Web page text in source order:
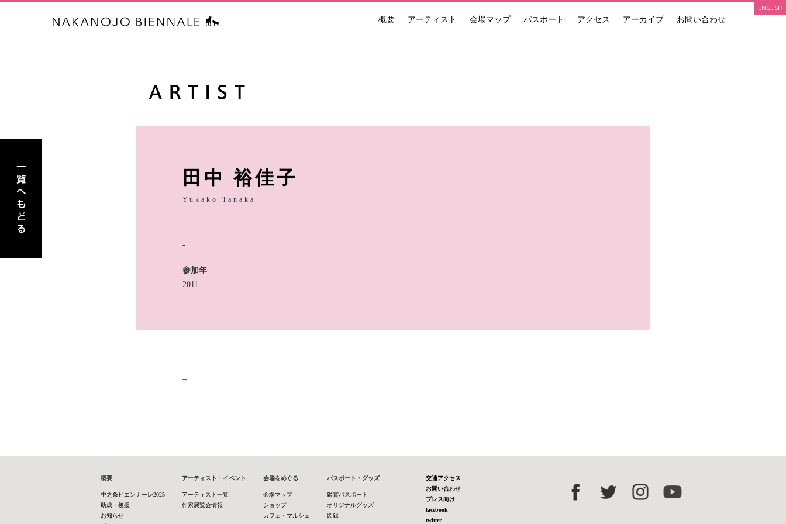
中之条ビエンナーレ 国際現代芸術祭 NAKANOJO BIENNALE
概要 アーティスト 会場マップ パスポート アクセス アーカイブ お問い合わせ
ENGLISH
田中 裕佳子
Yukako Tanaka
-
参加年
2011
–
概要
中之条ビエンナーレ2025
助成・後援
お知らせ
アーティスト・イベント
アーティスト一覧
作家展覧会情報
会場をめぐる
会場マップ
ショップ
カフェ・マルシェ
パスポート・グッズ
鑑賞パスポート
オリジナルグッズ
図録
交通アクセス
お問い合わせ
プレス向け
facebook
twitter